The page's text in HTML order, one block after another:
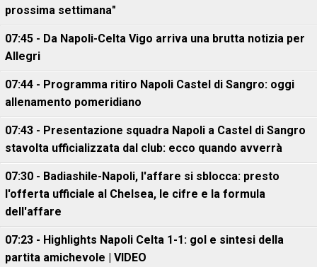
prossima settimana"
07:45 - Da Napoli-Celta Vigo arriva una brutta notizia per
Allegri
07:44 - Programma ritiro Napoli Castel di Sangro: oggi
allenamento pomeridiano
07:43 - Presentazione squadra Napoli a Castel di Sangro
stavolta ufficializzata dal club: ecco quando avverrà
07:30 - Badiashile-Napoli, l'affare si sblocca: presto
l'offerta ufficiale al Chelsea, le cifre e la formula
dell'affare
07:23 - Highlights Napoli Celta 1-1: gol e sintesi della
partita amichevole | VIDEO